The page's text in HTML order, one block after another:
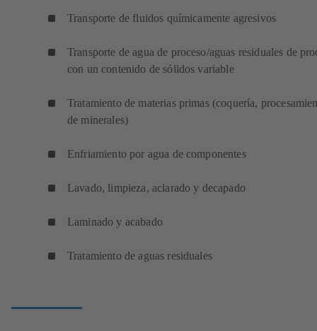
Transporte de fluidos químicamente agresivos
Transporte de agua de proceso/aguas residuales de
con un contenido de sólidos variable
Tratamiento de materias primas (coquería,
de minerales)
Enfriamiento por agua de componentes
Lavado, limpieza, aclarado y decapado
Laminado y acabado
Tratamiento de aguas residuales